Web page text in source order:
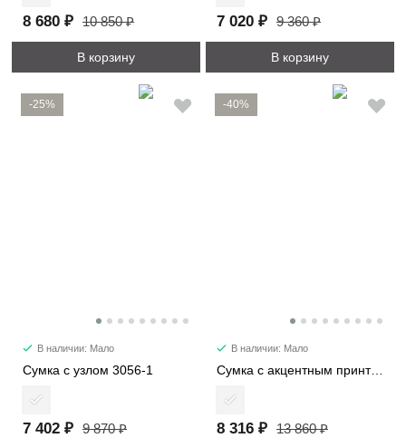
8 680 ₽ 10 850 ₽
В корзину
7 020 ₽ 9 360 ₽
В корзину
-25%
В наличии: Мало
Сумка с узлом 3056-1
7 402 ₽ 9 870 ₽
-40%
В наличии: Мало
Сумка с акцентным принтом 2053
8 316 ₽ 13 860 ₽